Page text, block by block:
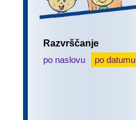
Razvrščanje
po naslovu
po datumu